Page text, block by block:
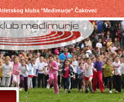
kluba "Međimurje" Čakovec